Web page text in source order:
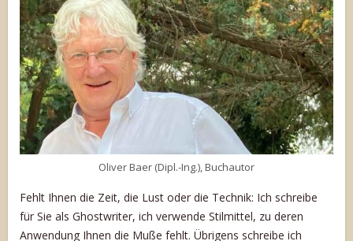
Oliver Baer (Dipl.-Ing.), Buchautor
Fehlt Ihnen die Zeit, die Lust oder die Technik: Ich schreibe
für Sie als Ghostwriter, ich verwende Stilmittel, zu deren
Anwendung Ihnen die Muße fehlt. Übrigens schreibe ich